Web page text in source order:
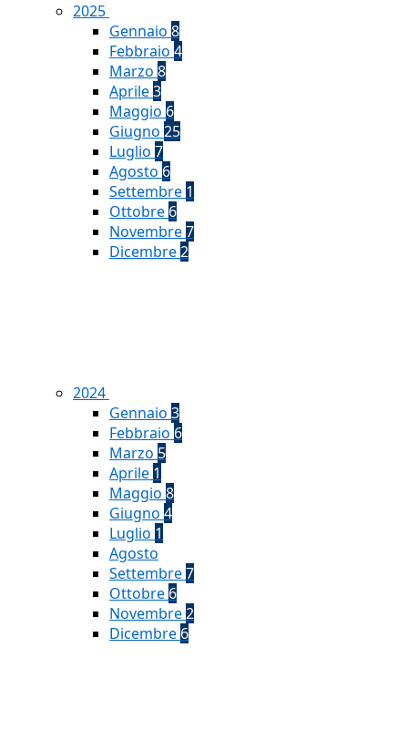
2025
Gennaio 8
Febbraio 4
Marzo 8
Aprile3
Maggio 6
Giugno 25
Luglio 7
Agosto 6
Settembre 1
Ottobre 6
Novembre7
Dicembre2
2024
Gennaio 3
Febbraio 6
Marzo 5
Aprile 1
Maggio 8
Giugno 4
Luglio 1
Agosto
Settembre7
Ottobre 6
Novembre2
Dicembre 6